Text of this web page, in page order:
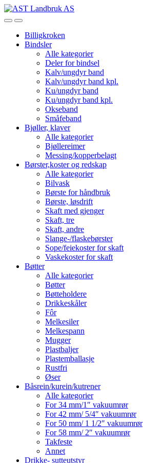
Skip
to
Skip
to
OpenClose
Billigkroken
Bindsler
Alle kategorier
Deler for bindsel
Kalv/ungdyr band
Kalv/ungdyr band kpl.
Ku/ungdyr band
Ku/ungdyr band kpl.
Okseband
Småfeband
Bjøller, klaver
Alle kategorier
Bjøllereimer
Messing/kopperbelagt
Børster,koster og redskap
Alle kategorier
Bilvask
Børste for håndbruk
Børste, løsdrift
Skaft med gjenger
Skaft, tre
Skaft, andre
Slange-/flaskebørster
Sope/feiekoster for skaft
Vaskekoster for skaft
Bøtter
Alle kategorier
Bøtter
Bøtteholdere
Drikkeskåler
Fôr
Melkesiler
Melkespann
Mugger
Plastbaljer
Plastemballasje
Rustfri
Øser
Båsrein/kurein/kutrener
Alle kategorier
For 34 mm/1″ vakuumrør
For 42 mm/ 5/4″ vakuumrør
For 50 mm/ 1 1/2″ vakuumrør
For 58 mm/ 2″ vakuumrør
Takfeste
Annet
Drikke- sutteutstyr